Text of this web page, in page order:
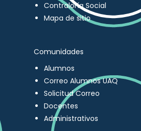
Contraloría Social
Mapa de sitio
Comunidades
Alumnos
Correo Alumnos UAQ
Solicitud Correo
Docentes
Administrativos